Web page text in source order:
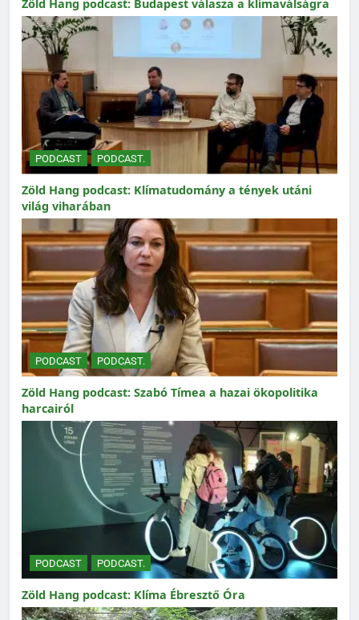
Zöld Hang podcast: Budapest válasza a klímaválságra
PODCAST PODCAST.
Zöld Hang podcast: Klímatudomány a tények utáni
világ viharában
PODCAST PODCAST.
Zöld Hang podcast: Szabó Tímea a hazai ökopolitika
harcairól
PODCAST PODCAST.
Zöld Hang podcast: Klíma Ébresztő Óra